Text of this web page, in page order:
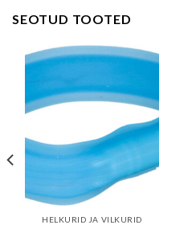
SEOTUD TOOTED
HELKURID JA VILKURID